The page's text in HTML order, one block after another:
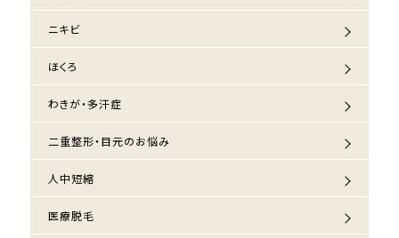
ニキビ
ほくろ
わきが・多汗症
二重整形・目元のお悩み
人中短縮
医療脱毛